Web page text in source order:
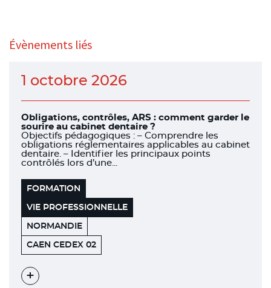
Évènements liés
1 octobre 2026
Obligations, contrôles, ARS : comment garder le
sourire au cabinet dentaire ?
Objectifs pédagogiques : – Comprendre les
obligations réglementaires applicables au cabinet
dentaire. – Identifier les principaux points
contrôlés lors d’une...
FORMATION
VIE PROFESSIONNELLE
NORMANDIE
HÔTEL
MERCURE
CAEN CEDEX 02
Voir